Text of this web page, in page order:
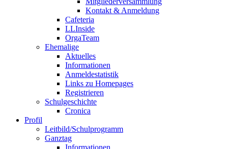
Kontakt & Anmeldung
Cafeteria
LLInside
OrgaTeam
Ehemalige
Aktuelles
Informationen
Anmeldestatistik
Links zu Homepages
Registrieren
Schulgeschichte
Cronica
Profil
Leitbild/Schulprogramm
Ganztag
Informationen